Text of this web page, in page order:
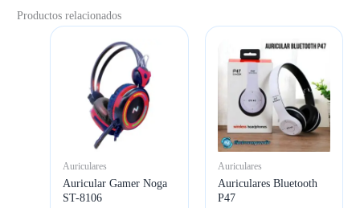
Productos relacionados
Auriculares
Auricular Gamer Noga
ST-8106
Auriculares
Auriculares Bluetooth
P47